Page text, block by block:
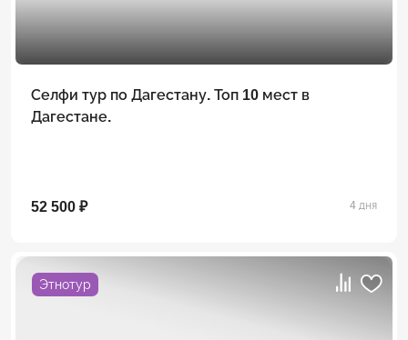
Селфи тур по Дагестану. Топ 10 мест в
Дагестане.
52 500 ₽ 4 дня
Этнотур